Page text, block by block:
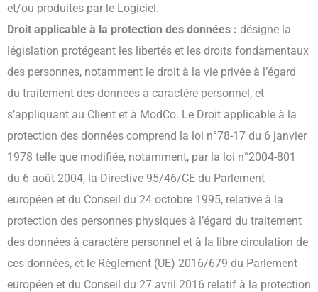
et/ou produites par le Logiciel.
Droit applicable à la protection des données : désigne la
législation protégeant les libertés et les droits fondamentaux
des personnes, notamment le droit à la vie privée à l’égard
du traitement des données à caractère personnel, et
s’appliquant au Client et à ModCo. Le Droit applicable à la
protection des données comprend la loi n°78-17 du 6 janvier
1978 telle que modifiée, notamment, par la loi n°2004-801
du 6 août 2004, la Directive 95/46/CE du Parlement
européen et du Conseil du 24 octobre 1995, relative à la
protection des personnes physiques à l’égard du traitement
des données à caractère personnel et à la libre circulation de
ces données, et le Règlement (UE) 2016/679 du Parlement
européen et du Conseil du 27 avril 2016 relatif à la protection